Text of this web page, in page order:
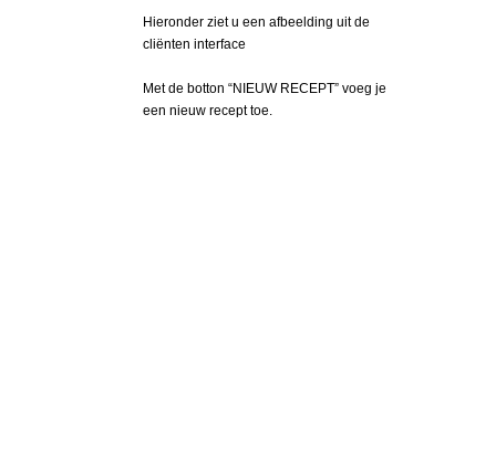
Hieronder ziet u een afbeelding uit de
cliënten interface
Met de botton “NIEUW RECEPT” voeg je
een nieuw recept toe.